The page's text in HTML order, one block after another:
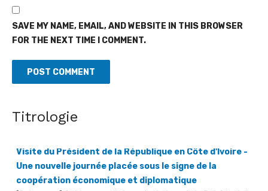
SAVE MY NAME, EMAIL, AND WEBSITE IN THIS BROWSER
FOR THE NEXT TIME I COMMENT.
Titrologie
Visite du Président de la République en Côte d'Ivoire -
Une nouvelle journée placée sous le signe de la
[Gabonews] Cette nouvelle journée de travail du Président de
la République, Chef de l'État, Son Excellence Brice Clotaire
Oligui Nguema, ...